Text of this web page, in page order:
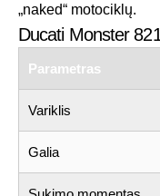
„naked“ motociklų.
Ducati Monster
Parametras
Variklis
Galia